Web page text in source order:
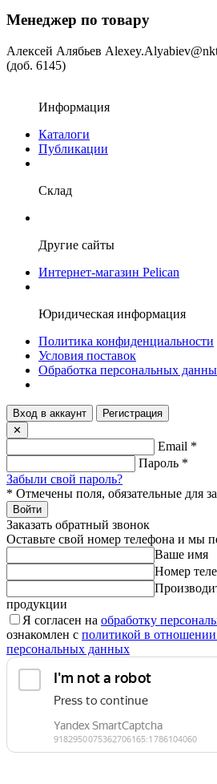
Менеджер по товару
Алексей Алябьев
(доб. 6145)
Информация
Каталоги
Публикации
Склад
Другие сайты
Интернет-магазин Pelican
Юридическая информация
Политика конфиденциальности
Условия поставок
Обработка персональных
Вход в аккаунт
Регистрация
✕
Email *
Пароль *
Забыли свой пароль?
* Отмечены поля, обязательные для
Войти
Заказать обратный звонок
Оставьте свой номер телефона и мы
Ваше имя
Номер
продукции
Я согласен на обработку
ознакомлен с политикой в отношении
персональных данных